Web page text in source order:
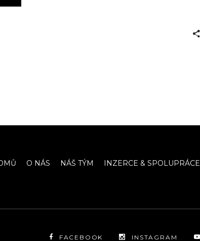
O NÁS NÁŠ TÝM INZERCE & SPOLUPRÁCE
FACEBOOK INSTAGRAM